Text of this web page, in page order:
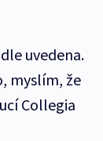
uvedena.
myslím, že
Collegia